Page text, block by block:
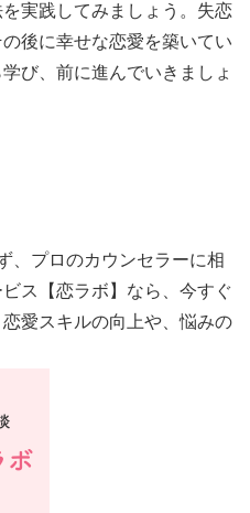
実践してみましょう。失恋
後に幸せな恋愛を築いてい
び、前に進んでいきましょ
、プロのカウンセラーに相
ス【恋ラボ】なら、今すぐ
愛スキルの向上や、悩みの